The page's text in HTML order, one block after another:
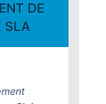
DE
SLA